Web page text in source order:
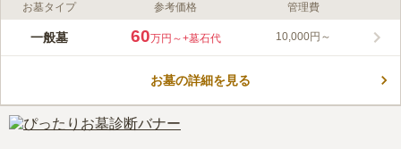
ライフドット編集部のコメント
善龍寺の境内は、緑や花などの自然が豊かな空間です。 住職の
撮影に訪れる人がいるほどです。 在来仏教であれば宗教を問わ
でき、手厚く供養してくれます。
口コミ評価
お墓タイプ 参考価格 管理費
一般墓 60万円～+墓石代 10,000円～
お墓の詳細を見る